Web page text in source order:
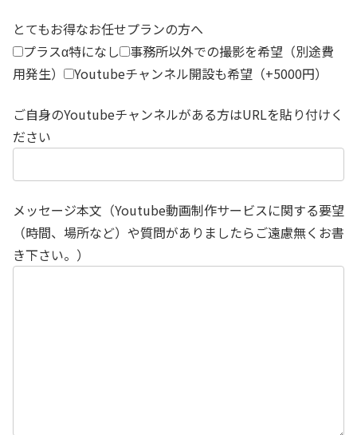
とてもお得なお任せプランの方へ
プラスα特になし
事務所以外での撮影を希望（別途費
用発生）
Youtubeチャンネル開設も希望（+5000円）
ご自身のYoutubeチャンネルがある方はURLを貼り付けく
ださい
メッセージ本文（Youtube動画制作サービスに関する要望
（時間、場所など）や質問がありましたらご遠慮無くお書
き下さい。）